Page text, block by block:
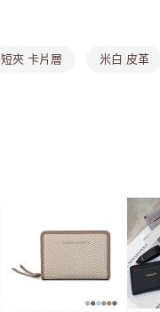
消。如遇「轉專審核」未通過
1.本服務係由「台灣大哥大股
用戶於交易時，得透過本服
款買賣價金債權讓與本公司
2.基於同意付款使用「大哥付
資料（包含姓名、電話或地址
用，由本公司與您本人進行
3.完整用戶服務條款，請詳閱
全家取貨付款
每筆NT$8,888，滿
7-11取貨付款
每筆NT$80，滿
短夾 卡片層 米白 皮革